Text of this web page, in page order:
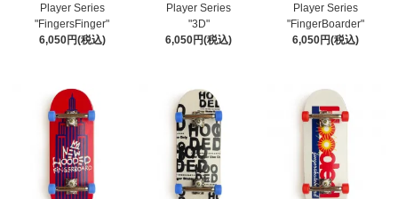
Player Series
"FingersFinger"
6,050円(税込)
Player Series
"3D"
6,050円(税込)
Player Series
"FingerBoarder"
6,050円(税込)